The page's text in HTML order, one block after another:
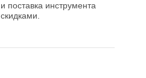
поставка инструмента